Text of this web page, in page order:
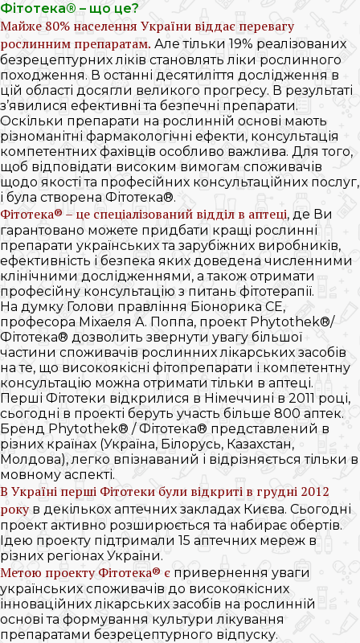
Фітотека® – що це?
Майже 80% населення України віддає перевагу
рослинним препаратам. Але тільки 19% реалізованих
безрецептурних ліків становлять ліки рослинного
походження. В останні десятиліття дослідження в
цій області досягли великого прогресу. В результаті
з’явилися ефективні та безпечні препарати.
Оскільки препарати на рослинній основі мають
різноманітні фармакологічні ефекти, консультація
компетентних фахівців особливо важлива. Для того,
щоб відповідати високим вимогам споживачів
щодо якості та професійних консультаційних послуг,
і була створена Фітотека®.
Фітотека® – це спеціалізований відділ в аптеці, де Ви
гарантовано можете придбати кращі рослинні
препарати українських та зарубіжних виробників,
ефективність і безпека яких доведена численними
клінічними дослідженнями, а також отримати
професійну консультацію з питань фітотерапії.
На думку Голови правління Біонорика СЕ,
професора Міхаеля А. Поппа, проект Phytothek®/
Фітотека® дозволить звернути увагу більшої
частини споживачів рослинних лікарських засобів
на те, що високоякісні фітопрепарати і компетентну
консультацію можна отримати тільки в аптеці.
Перші Фітотеки відкрилися в Німеччині в 2011 році,
сьогодні в проекті беруть участь більше 800 аптек.
Бренд Phytothek® / Фітотека® представлений в
різних країнах (Україна, Білорусь, Казахстан,
Молдова), легко впізнаваний і відрізняється тільки в
мовному аспекті.
В Україні перші Фітотеки були відкриті в грудні 2012
рокув декількох аптечних закладах Києва. Сьогодні
проект активно розширюється та набирає обертів.
Ідею проекту підтримали 15 аптечних мереж в
різних регіонах України.
Метою проекту Фітотека® є привернення уваги
українських споживачів до високоякісних
інноваційних лікарських засобів на рослинній
основі та формування культури лікування
препаратами безрецептурного відпуску.